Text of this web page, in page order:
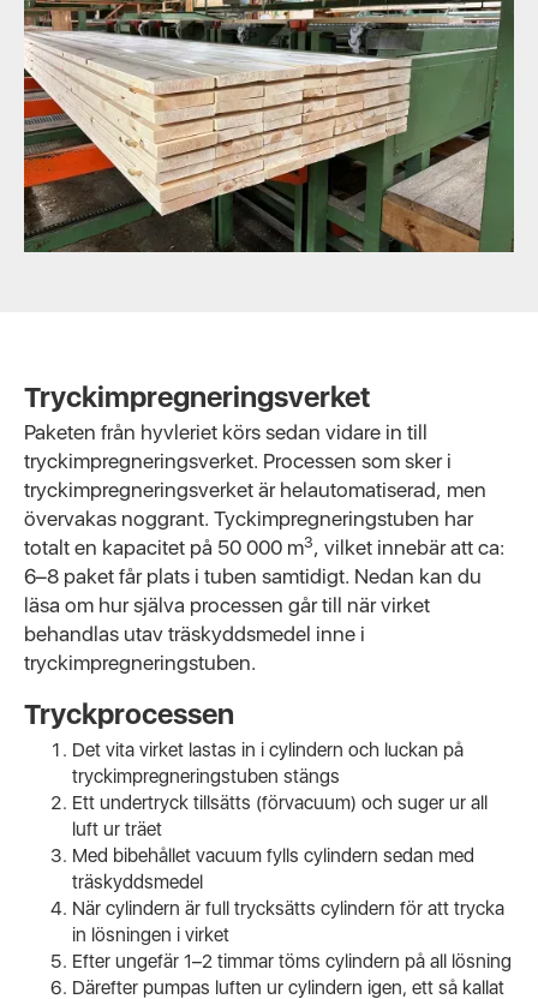
Tryckimpregneringsverket
Paketen från hyvleriet körs sedan vidare in till
tryckimpregneringsverket. Processen som sker i
tryckimpregneringsverket är helautomatiserad, men
övervakas noggrant. Tyckimpregneringstuben har
totalt en kapacitet på 50 000 m3, vilket innebär att ca:
6–8 paket får plats i tuben samtidigt. Nedan kan du
läsa om hur själva processen går till när virket
behandlas utav träskyddsmedel inne i
tryckimpregneringstuben.
Tryckprocessen
Det vita virket lastas in i cylindern och luckan på
tryckimpregneringstuben stängs
Ett undertryck tillsätts (förvacuum) och suger ur all
luft ur träet
Med bibehållet vacuum fylls cylindern sedan med
träskyddsmedel
När cylindern är full trycksätts cylindern för att trycka
in lösningen i virket
Efter ungefär 1–2 timmar töms cylindern på all lösning
Därefter pumpas luften ur cylindern igen, ett så kallat